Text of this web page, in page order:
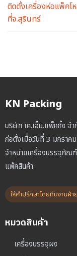
ติดตั้งเครื่องห่อแพ็คโ
ที่จ.สุรินทร์
KN Packing
บริษัท เค.เอ็น.แพ็คกิ้ง จำ
ก่อตั้งเมื่อวันที่ 3 มกราค
จำหน่ายเครื่องบรรจุภัณ
แพ็คสินค้า
ให้คำปรึกษาโดยทีมงานฝ่า
หมวดสินค้า
เครื่องบรรจุผง